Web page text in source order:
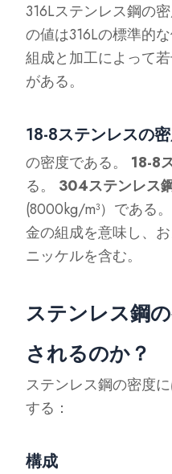
316Lステンレス鋼の
の値は316Lの標準的
組成と加工によって
がある。
18-8ステンレスの
の密度である。 18-8
る。 304ステンレス
(8000kg/m³）である
金の組成を意味し、
ニッケルを含む。
ステンレス鋼
されるのか？
ステンレス鋼の密度
する：
構成